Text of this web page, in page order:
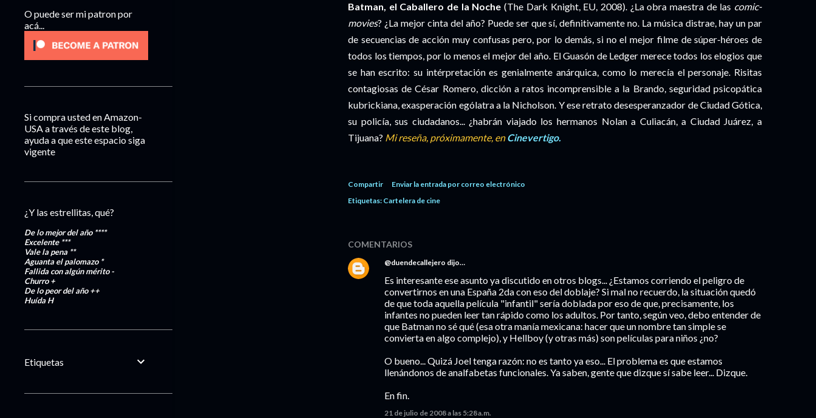
Batman, el Caballero de la Noche (The Dark Knight, EU, 2008). ¿La obra maestra de las comic-
movies? ¿La mejor cinta del año? Puede ser que sí, definitivamente no. La música distrae, hay un par
de secuencias de acción muy confusas pero, por lo demás, si no el mejor filme de súper-héroes de
todos los tiempos, por lo menos el mejor del año. El Guasón de Ledger merece todos los elogios que
se han escrito: su intérpretación es genialmente anárquica, como lo merecía el personaje. Risitas
contagiosas de César Romero, dicción a ratos incomprensible a la Brando, seguridad psicopática
kubrickiana, exasperación ególatra a la Nicholson. Y ese retrato desesperanzador de Ciudad Gótica,
su policía, sus ciudadanos... ¿habrán viajado los hermanos Nolan a Culiacán, a Ciudad Juárez, a
Tijuana? Mi reseña, próximamente, enCinevertigo.
Compartir
Enviar la entrada por correo electrónico
Etiquetas: Cartelera de cine
COMENTARIOS
@duendecallejero dijo…
Es interesante ese asunto ya discutido en otros blogs... ¿Estamos corriendo el peligro de
convertirnos en una España 2da con eso del doblaje? Si mal no recuerdo, la situación quedó
de que toda aquella película "infantil" sería doblada por eso de que, precisamente, los
infantes no pueden leer tan rápido como los adultos. Por tanto, según veo, debo entender de
que Batman no sé qué (esa otra manía mexicana: hacer que un nombre tan simple se
convierta en algo complejo), y Hellboy (y otras más) son películas para niños ¿no?
O bueno... Quizá Joel tenga razón: no es tanto ya eso... El problema es que estamos
llenándonos de analfabetas funcionales. Ya saben, gente que dizque sí sabe leer... Dizque.
En fin.
21 de julio de 2008 a las 5:28 a.m.
O puede ser mi patron por
acá...
Si compra usted en Amazon-
USA a través de este blog,
ayuda a que este espacio siga
vigente
¿Y las estrellitas, qué?
De lo mejor del año ****
Excelente***
Vale la pena **
Aguanta el palomazo *
Fallida con algún mérito-
Churro+
De lo peor del año++
HuídaH
Etiquetas